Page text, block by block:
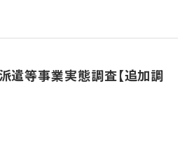
遣等事業実態調査【追加調